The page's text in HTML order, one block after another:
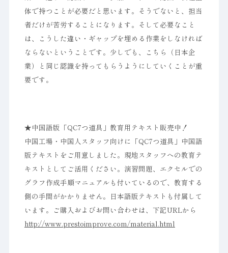
体で持つことが必要だと思います。そうでないと、担当
者だけが苦労することになります。そして必要なこと
は、こうした違い・ギャップを埋める作業をしなければ
ならないということです。少しでも、こちら（日本企
業）と同じ認識を持ってもらうようにしていくことが重
要です。
★中国語版「QC7つ道具」教育用テキスト販売中！
中国工場・中国人スタッフ向けに「QC7つ道具」中国語
版テキストをご用意しました。現地スタッフへの教育テ
キストとしてご活用ください。演習問題、エクセルでの
グラフ作成手順マニュアルも付いているので、教育する
側の手間がかかりません。日本語版テキストも付属して
います。ご購入およびお問い合わせは、下記URLから
http://www.prestoimprove.com/material.html